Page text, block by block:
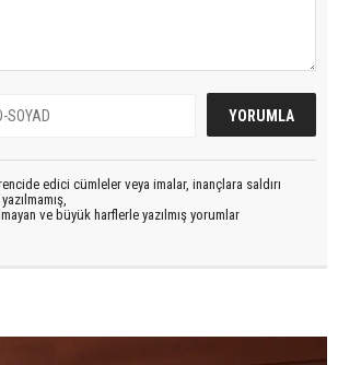
edici cümleler veya imalar, inançlara saldırı
ve büyük harflerle yazılmış yorumlar